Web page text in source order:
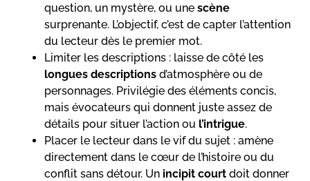
question, un mystère, ou une scène
surprenante. L’objectif, c’est de capter l’attention
du lecteur dès le premier mot.
Limiter les descriptions : laisse de côté les
longues descriptions d’atmosphère ou de
personnages. Privilégie des éléments concis,
mais évocateurs qui donnent juste assez de
détails pour situer l’action ou l’intrigue.
Placer le lecteur dans le vif du sujet : amène
directement dans le cœur de l’histoire ou du
conflit sans détour. Un incipit court doit donner